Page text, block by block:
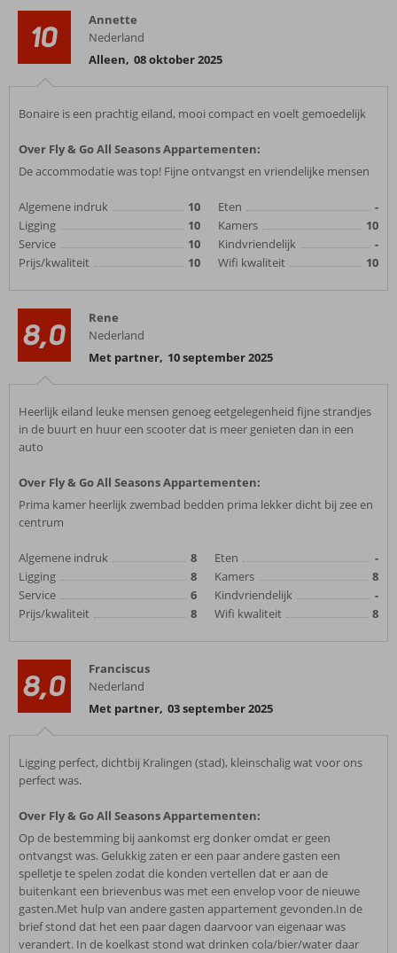
10
Annette
Nederland
Alleen, 08 oktober 2025
Bonaire is een prachtig eiland, mooi compact en voelt gemoedelijk
Over Fly & Go All Seasons Appartementen:
De accommodatie was top! Fijne ontvangst en vriendelijke mensen
Algemene indruk
10
Ligging
10
Service
10
Prijs/kwaliteit
10
Eten
-
Kamers
10
Kindvriendelijk
-
Wifi kwaliteit
10
8,0
Rene
Nederland
Met partner, 10 september 2025
Heerlijk eiland leuke mensen genoeg eetgelegenheid fijne strandjes
in de buurt en huur een scooter dat is meer genieten dan in een
auto
Over Fly & Go All Seasons Appartementen:
Prima kamer heerlijk zwembad bedden prima lekker dicht bij zee en
centrum
Algemene indruk
8
Ligging
8
Service
6
Prijs/kwaliteit
8
Eten
-
Kamers
8
Kindvriendelijk
-
Wifi kwaliteit
8
8,0
Franciscus
Nederland
Met partner, 03 september 2025
Ligging perfect, dichtbij Kralingen (stad), kleinschalig wat voor ons
perfect was.
Over Fly & Go All Seasons Appartementen:
Op de bestemming bij aankomst erg donker omdat er geen
ontvangst was. Gelukkig zaten er een paar andere gasten een
spelletje te spelen zodat die konden vertellen dat er aan de
buitenkant een brievenbus was met een envelop voor de nieuwe
gasten.Met hulp van andere gasten appartement gevonden.In de
brief stond dat het een paar dagen daarvoor van eigenaar was
verandert. In de koelkast stond wat drinken cola/bier/water daar